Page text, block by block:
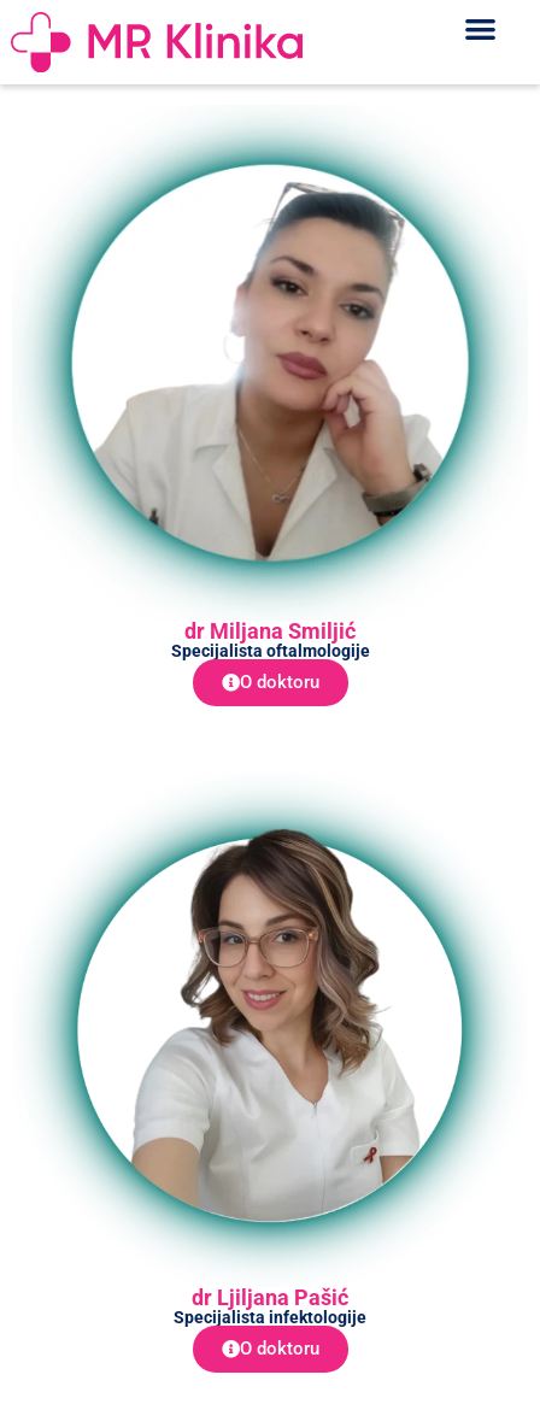
dr Miljana Smiljić
Specijalista oftalmologije
O doktoru
dr Ljiljana Pašić
Specijalista infektologije
O doktoru